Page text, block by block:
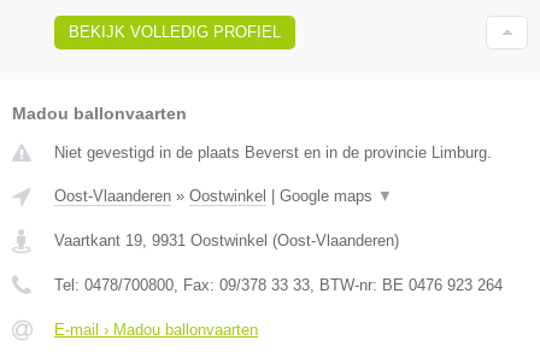
BEKIJK VOLLEDIG PROFIEL
Madou ballonvaarten
Niet gevestigd in de plaats Beverst en in de provincie Limburg.
Oost-Vlaanderen » Oostwinkel Google maps ▼
Vaartkant 19, 9931 Oostwinkel (Oost-Vlaanderen)
Tel: 0478/700800, Fax: 09/378 33 33, BTW-nr: BE 0476 923 264
E-mail › Madou ballonvaarten